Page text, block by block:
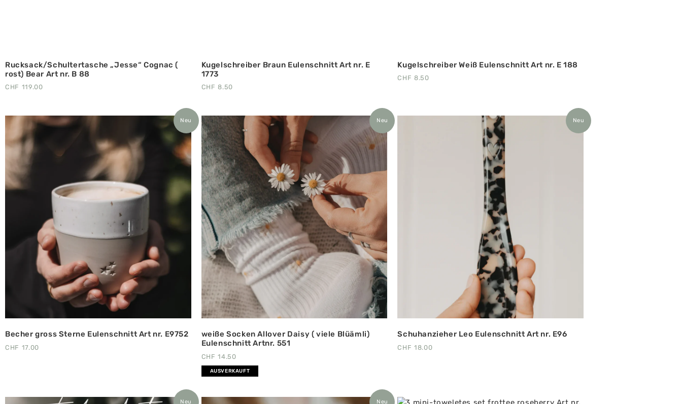
Rucksack/Schultertasche „Jesse“ Cognac (
rost) Bear Art nr. B 88
CHF 119.00
Kugelschreiber Braun Eulenschnitt Art nr. E
1773
CHF 8.50
Kugelschreiber Weiß Eulenschnitt Art nr. E 188
CHF 8.50
Neu
Becher gross Sterne Eulenschnitt Art nr. E9752
CHF 17.00
Neu
weiße Socken Allover Daisy ( viele Blüämli)
Eulenschnitt Artnr. 551
CHF 14.50
AUSVERKAUFT
Neu
Schuhanzieher Leo Eulenschnitt Art nr. E96
CHF 18.00
Neu Neu